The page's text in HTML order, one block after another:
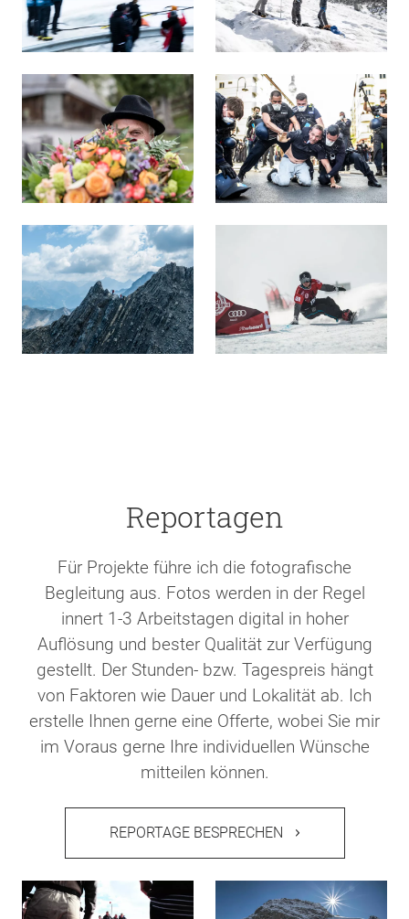
Reportagen
Für Projekte führe ich die fotografische
Begleitung aus. Fotos werden in der Regel
innert 1-3 Arbeitstagen digital in hoher
Auflösung und bester Qualität zur Verfügung
gestellt. Der Stunden- bzw. Tagespreis hängt
von Faktoren wie Dauer und Lokalität ab. Ich
erstelle Ihnen gerne eine Offerte, wobei Sie mir
im Voraus gerne Ihre individuellen Wünsche
mitteilen können.
REPORTAGE BESPRECHEN